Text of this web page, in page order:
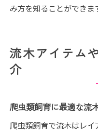
み方を知ることができま
流木アイテム
介
爬虫類飼育に最適な流
爬虫類飼育で流木はレ